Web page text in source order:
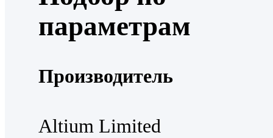
параметрам
Производитель
Altium Limited